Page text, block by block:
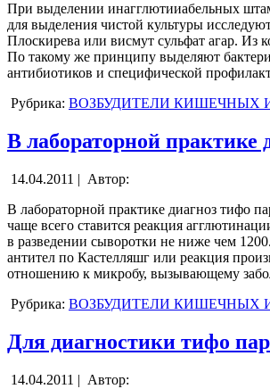
При выделении инагглютииабельных
для выделения чистой культуры
Плоскирева или висмут сульфат агар. Из
По такому же принципу выделяют
антибиотиков и специфической
Рубрика: ВОЗБУДИТЕЛИ КИШЕЧНЫХ
В лабораторной практике
14.04.2011 | Автор:
В лабораторной практике диагноз тифо
чаще всего ставится реакция
в разведении сыворотки не ниже чем
антител по Кастелляшг или реакция
отношению к микробу, вызывающему
Рубрика: ВОЗБУДИТЕЛИ КИШЕЧНЫХ
Для диагностики тифо
14.04.2011 | Автор: